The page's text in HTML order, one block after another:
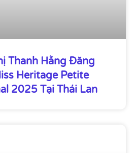
Thanh Hằng Đăng
Heritage Petite
2025 Tại Thái Lan